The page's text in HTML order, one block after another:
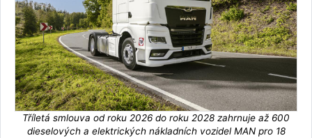
Tříletá smlouva od roku 2026 do roku 2028 zahrnuje až 600
dieselových a elektrických nákladních vozidel MAN pro 18